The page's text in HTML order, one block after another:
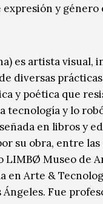
y
es artista
diversas
y poética que
tecnología y lo
en libros y
su obra, entre las
Museo de
en Arte &
Fue